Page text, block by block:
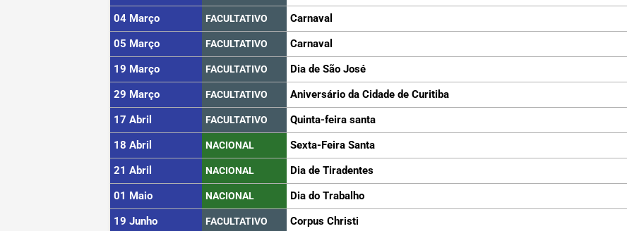
04 Março
FACULTATIVO
Carnaval
05 Março
FACULTATIVO
Carnaval
19 Março
FACULTATIVO
Dia de São José
29 Março
FACULTATIVO
Aniversário da Cidade de Curitiba
17 Abril
FACULTATIVO
Quinta-feira santa
18 Abril
NACIONAL
Sexta-Feira Santa
21 Abril
NACIONAL
Dia de Tiradentes
01 Maio
NACIONAL
Dia do Trabalho
19 Junho
FACULTATIVO
Corpus Christi